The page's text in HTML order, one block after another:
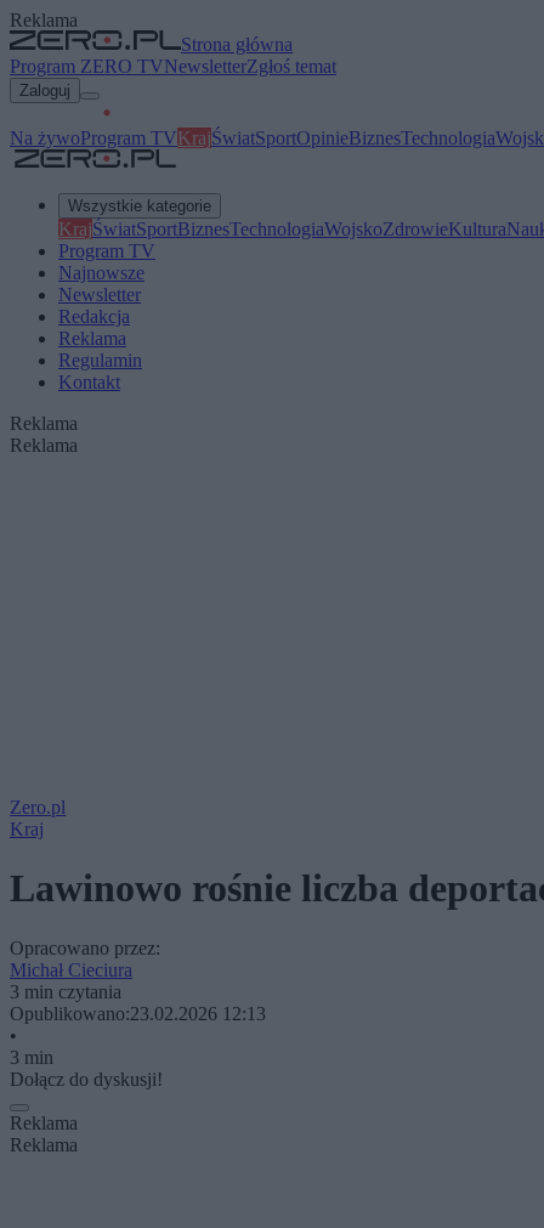
Reklama
Strona główna
Program ZERO TVNewsletterZgłoś temat
Zaloguj
Na żywoProgram TVKrajŚwiatSportOpinieBiznesTechnologia
Wszystkie kategorie
KrajŚwiatSportBiznesTechnologiaWojskoZdrowieKultura
Program TV
Najnowsze
Newsletter
Redakcja
Reklama
Regulamin
Kontakt
Reklama
Reklama
Zero.pl
Kraj
Lawinowo rośnie liczba
Opracowano przez:
Michał Cieciura
3 min czytania
Opublikowano:23.02.2026 12:13
•
3 min
Dołącz do dyskusji!
Reklama
Reklama